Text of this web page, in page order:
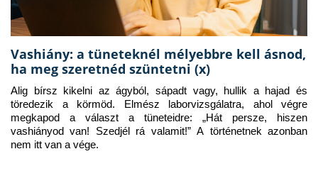
Vashiány: a tüneteknél mélyebbre kell ásnod,
ha meg szeretnéd szüntetni (x)
Alig bírsz kikelni az ágyból, sápadt vagy, hullik a hajad és
töredezik a körmöd. Elmész laborvizsgálatra, ahol végre
megkapod a választ a tüneteidre: „Hát persze, hiszen
vashiányod van! Szedjél rá valamit!” A történetnek azonban
nem itt van a vége.